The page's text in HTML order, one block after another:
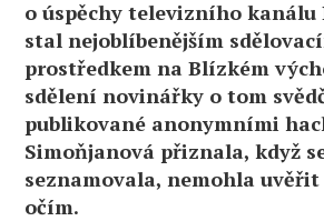
o úspěchy televizního kanálu
stal nejoblíbenějším
prostředkem na Blízkém
sdělení novinářky o tom
publikované anonymními
Simoňjanová přiznala, když
seznamovala, nemohla
očím.